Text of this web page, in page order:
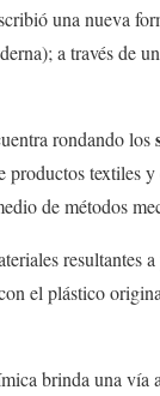
una nueva
a través de
rondando los
textiles
de métodos
resultantes
el plástico
brinda una